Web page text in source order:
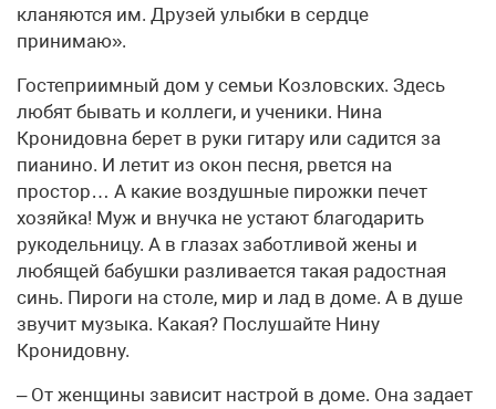
кланяются им. Друзей улыбки в сердце
принимаю».
Гостеприимный дом у семьи Козловских. Здесь
любят бывать и коллеги, и ученики. Нина
Кронидовна берет в руки гитару или садится за
пианино. И летит из окон песня, рвется на
простор… А какие воздушные пирожки печет
хозяйка! Муж и внучка не устают благодарить
рукодельницу. А в глазах заботливой жены и
любящей бабушки разливается такая радостная
синь. Пироги на столе, мир и лад в доме. А в душе
звучит музыка. Какая? Послушайте Нину
Кронидовну.
– От женщины зависит настрой в доме. Она задает